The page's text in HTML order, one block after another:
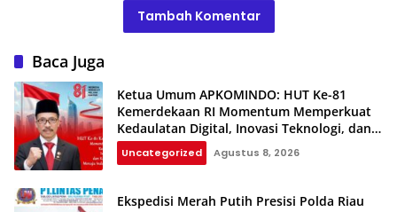
Tambah Komentar
Baca Juga
Ketua Umum APKOMINDO: HUT Ke-81
Kemerdekaan RI Momentum Memperkuat
Kedaulatan Digital, Inovasi Teknologi, dan
Kepastian Hukum Menuju Indonesia Emas
2045
Uncategorized Agustus 8, 2026
Ekspedisi Merah Putih Presisi Polda Riau